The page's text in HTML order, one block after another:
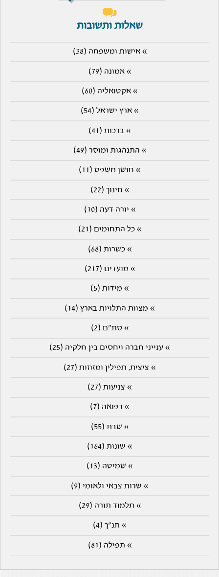
שאלות ותשובות
» אישות ומשפחה (38)
» אמונה (79)
» אקטואליה (60)
» ארץ ישראל (54)
» ברכות (41)
» התנהגות ומוסר (49)
» חושן משפט (11)
» חינוך (22)
» יורה דעה (10)
» כל התחומים (21)
» כשרות (68)
» מועדים (217)
» מידות (5)
» מצוות התלויות בארץ (14)
» סת"ם (2)
» ענייני חברה ויחסים בין חלקיה (25)
» ציצית, תפילין ומזוזות (27)
» צניעות (27)
» רפואה (7)
» שבת (55)
» שונות (164)
» שמיטה (13)
» שרות צבאי ולאומי (9)
» תלמוד תורה (29)
» תנ"ך (4)
» תפילה (81)